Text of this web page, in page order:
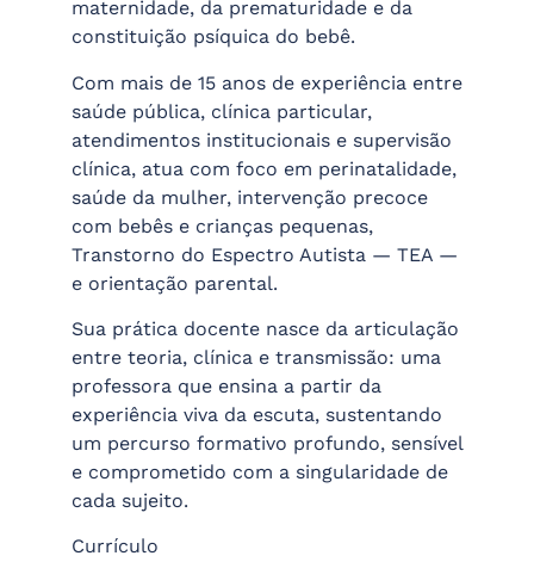
maternidade, da prematuridade e da
constituição psíquica do bebê.
Com mais de 15 anos de experiência entre
saúde pública, clínica particular,
atendimentos institucionais e supervisão
clínica, atua com foco em perinatalidade,
saúde da mulher, intervenção precoce
com bebês e crianças pequenas,
Transtorno do Espectro Autista — TEA —
e orientação parental.
Sua prática docente nasce da articulação
entre teoria, clínica e transmissão: uma
professora que ensina a partir da
experiência viva da escuta, sustentando
um percurso formativo profundo, sensível
e comprometido com a singularidade de
cada sujeito.
Currículo